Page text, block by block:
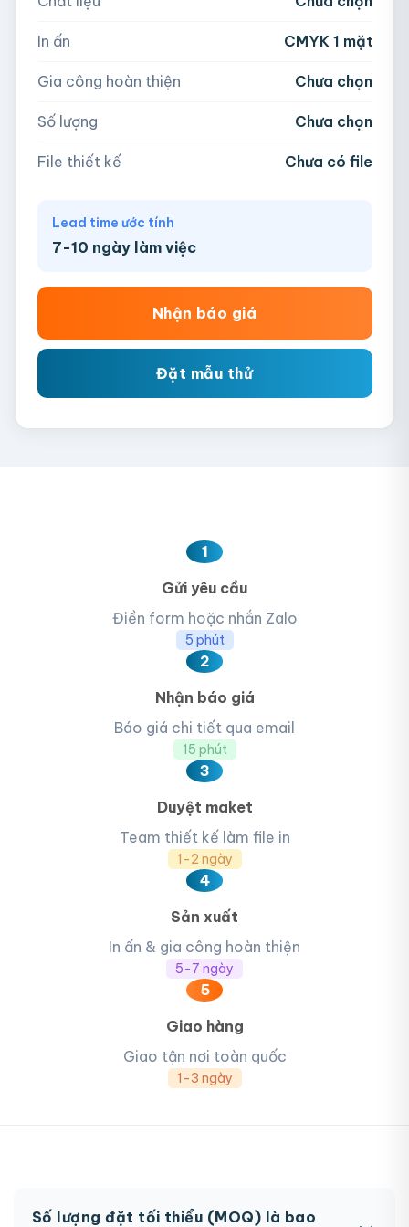
Hoặc nhập số lượng:
− + hộp
AI, PDF, EPS, PSD, PNG, JPG (tối đa 50MB)
In ấn CMYK 1 mặt
Gia công hoàn thiện Chưa chọn
Số lượng Chưa chọn
File thiết kế Chưa có file
Lead time ước tính
7-10 ngày làm việc
Nhận báo giá
Đặt mẫu thử
1
Gửi yêu cầu
Điền form hoặc nhắn Zalo
5 phút
2
Nhận báo giá
Báo giá chi tiết qua email
15 phút
3
Duyệt maket
Team thiết kế làm file in
1-2 ngày
4
Sản xuất
In ấn & gia công hoàn thiện
5-7 ngày
5
Giao hàng
Giao tận nơi toàn quốc
1-3 ngày
Số lượng đặt tối thiểu (MOQ) là bao